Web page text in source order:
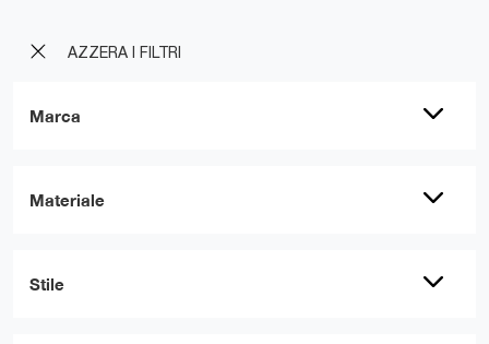
AZZERA I FILTRI
Marca
Materiale
Stile